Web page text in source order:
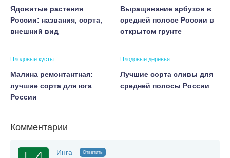
Ядовитые растения
России: названия, сорта,
внешний вид
Выращивание арбузов в
средней полосе России в
открытом грунте
Плодовые кусты
Малина ремонтантная:
лучшие сорта для юга
России
Плодовые деревья
Лучшие сорта сливы для
средней полосы России
Комментарии
Инга Ответить